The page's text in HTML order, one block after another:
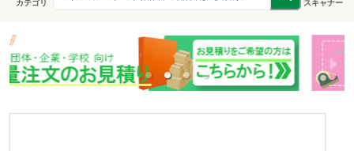
カテゴリ スキャナー